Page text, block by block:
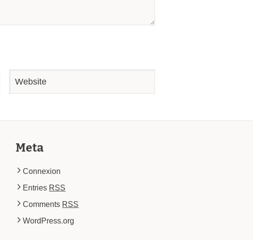
Meta
Connexion
Entries RSS
Comments RSS
WordPress.org